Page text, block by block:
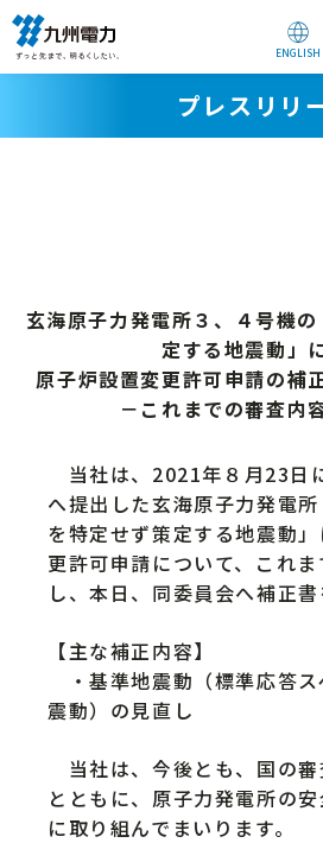
ENGLISH
プレスリリ
玄海原子力発電所３、４号機
定する地震動」
原子炉設置変更許可申請の補
－これまでの審査内
当社は、2021年８月23日
へ提出した玄海原子力発電
を特定せず策定する地震動
更許可申請について、これ
し、本日、同委員会へ補正書
【主な補正内容】
・基準地震動（標準応答
震動）の見直し
当社は、今後とも、国の
とともに、原子力発電所の
に取り組んでまいります。